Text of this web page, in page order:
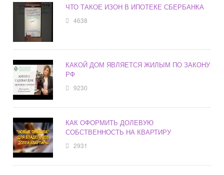
ЧТО ТАКОЕ ИЗОН В ИПОТЕКЕ СБЕРБАНКА
4638
КАКОЙ ДОМ ЯВЛЯЕТСЯ ЖИЛЫМ ПО ЗАКОНУ
РФ
9230
КАК ОФОРМИТЬ ДОЛЕВУЮ
СОБСТВЕННОСТЬ НА КВАРТИРУ
2931